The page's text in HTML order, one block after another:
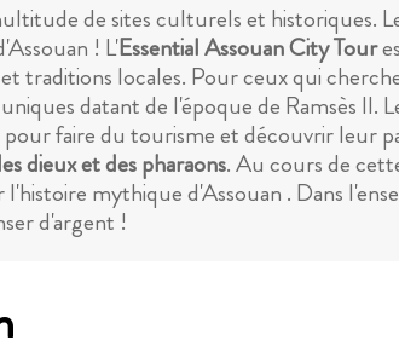
de sites culturels et historiques.
! L'Essential Assouan City Tour
traditions locales. Pour ceux qui
datant de l'époque de Ramsès II.
faire du tourisme et découvrir leur
dieux et des pharaons. Au cours de
mythique d'Assouan . Dans
d'argent !